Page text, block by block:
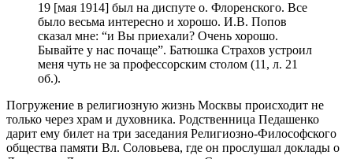
19 [мая 1914] был на диспуте о. Флоренского. Все
было весьма интересно и хорошо. И.В. Попов
сказал мне: “и Вы приехали? Очень хорошо.
Бывайте у нас почаще”. Батюшка Страхов устроил
меня чуть не за профессорским столом (11, л. 21
об.).
Погружение в религиозную жизнь Москвы происходит не
только через храм и духовника. Родственница Педашенко
дарит ему билет на три заседания Религиозно-Философского
общества памяти Вл. Соловьева, где он прослушал доклады о